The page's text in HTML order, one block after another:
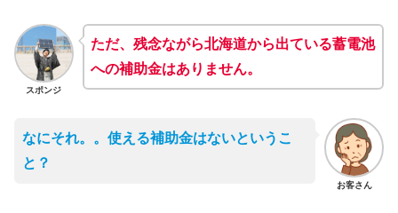
スポンジ
ただ、残念ながら北海道から出ている蓄電池
への補助金はありません。
お客さん
なにそれ。。使える補助金はないというこ
と？